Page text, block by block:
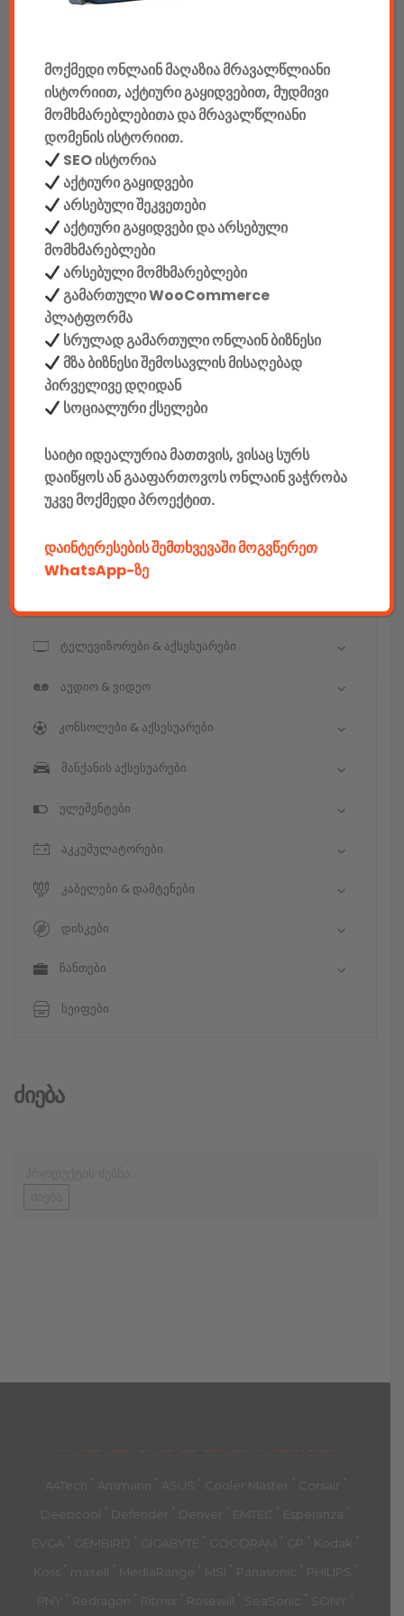
ელემენტები
აკკუმულატორები
კაბელები & დამტენები
დისკები
ჩანთები
სეიფები
კონსტრუქტორები
E-mobility
კომპიუტერები & აქსესუარები
ტელეფონები & აქსესუარები
ნოუთბუქები & აქსესუარები
ტელევიზორები & აქსესუარები
აუდიო & ვიდეო
კონსოლები & აქსესუარები
მანქანის აქსესუარები
ელემენტები
აკკუმულატორები
კაბელები & დამტენები
დისკები
ჩანთები
სეიფები
Ძიება
მთავარი კალათა
A4Tech ' Ansmann ' ASUS ' Cooler Master ' Corsair '
Deepcool ' Defender ' Denver ' EMTEC ' Esperanza '
EVGA ' GEMBIRD ' GIGABYTE ' GOODRAM ' GP ' Kodak '
Koss ' maxell ' MediaRange ' MSI ' Panasonic ' PHILIPS '
PNY ' Redragon ' Ritmix ' Rosewill ' SeaSonic ' SONY '
მოქმედი ონლაინ მაღაზია მრავალწლიანი
ისტორიით, აქტიური გაყიდვებით, მუდმივი
მომხმარებლებითა და მრავალწლიანი
დომენის ისტორიით.
SEO ისტორია
აქტიური გაყიდვები
არსებული შეკვეთები
აქტიური გაყიდვები და არსებული
მომხმარებლები
არსებული მომხმარებლები
გამართული WooCommerce
პლატფორმა
სრულად გამართული ონლაინ ბიზნესი
მზა ბიზნესი შემოსავლის მისაღებად
პირველივე დღიდან
სოციალური ქსელები
საიტი იდეალურია მათთვის, ვისაც სურს
დაიწყოს ან გააფართოვოს ონლაინ ვაჭრობა
უკვე მოქმედი პროექტით.
დაინტერესების შემთხვევაში მოგვწერეთ
WhatsApp-ზე